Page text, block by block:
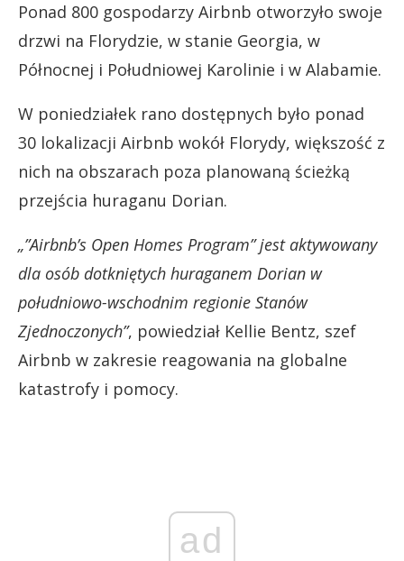
Ponad 800 gospodarzy Airbnb otworzyło swoje
drzwi na Florydzie, w stanie Georgia, w
Północnej i Południowej Karolinie i w Alabamie.
W poniedziałek rano dostępnych było ponad
30 lokalizacji Airbnb wokół Florydy, większość z
nich na obszarach poza planowaną ścieżką
przejścia huraganu Dorian.
„”Airbnb’s Open Homes Program” jest aktywowany
dla osób dotkniętych huraganem Dorian w
południowo-wschodnim regionie Stanów
Zjednoczonych”, powiedział Kellie Bentz, szef
Airbnb w zakresie reagowania na globalne
katastrofy i pomocy.
ad